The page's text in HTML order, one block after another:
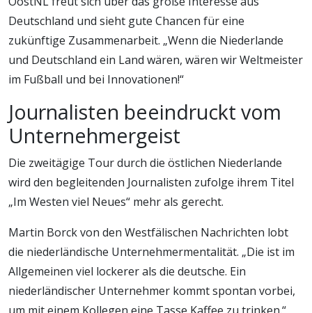
Deutschland und sieht gute Chancen für eine
zukünftige Zusammenarbeit. „Wenn die Niederlande
und Deutschland ein Land wären, wären wir Weltmeister
im Fußball und bei Innovationen!“
Journalisten beeindruckt vom
Unternehmergeist
Die zweitägige Tour durch die östlichen Niederlande
wird den begleitenden Journalisten zufolge ihrem Titel
„Im Westen viel Neues“ mehr als gerecht.
Martin Borck von den Westfälischen Nachrichten lobt
die niederländische Unternehmermentalität. „Die ist im
Allgemeinen viel lockerer als die deutsche. Ein
niederländischer Unternehmer kommt spontan vorbei,